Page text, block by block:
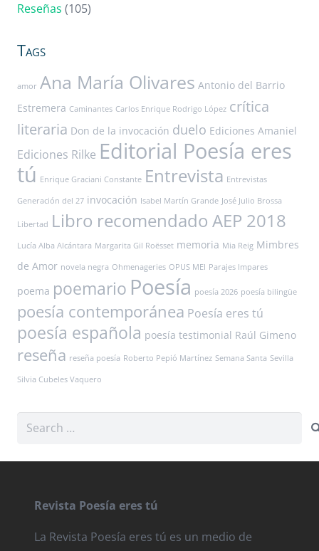
Reseñas (105)
Tags
amor Ana María Olivares Antonio del Barrio
Estremera Caminantes Carlos Enrique Rodrigo López crítica
literaria Don de la invocación duelo Ediciones Amaniel
Ediciones Rilke Editorial Poesía eres
tú Enrique Graciani Constante Entrevista Entrevistas
Generación del 27 invocación Isabel Martín Grande José Julio Brossa
Libertad Libro recomendado AEP 2018
Lucía Alba Alcántara Margarita Gil Roësset memoria Mia Reig Mimbres
de Amor novela negra Ohmenageries OPUS MEI Parajes Impares
poema poemario Poesía poesía 2026 poesía bilingüe
poesía contemporánea Poesía eres tú
poesía española poesía testimonial Raúl Gimeno
reseña reseña poesía Roberto Pepió Martínez Semana Santa Sevilla
Silvia Cubeles Vaquero
Search
Revista Poesía eres tú
La Revista Poesía eres tú es un medio de